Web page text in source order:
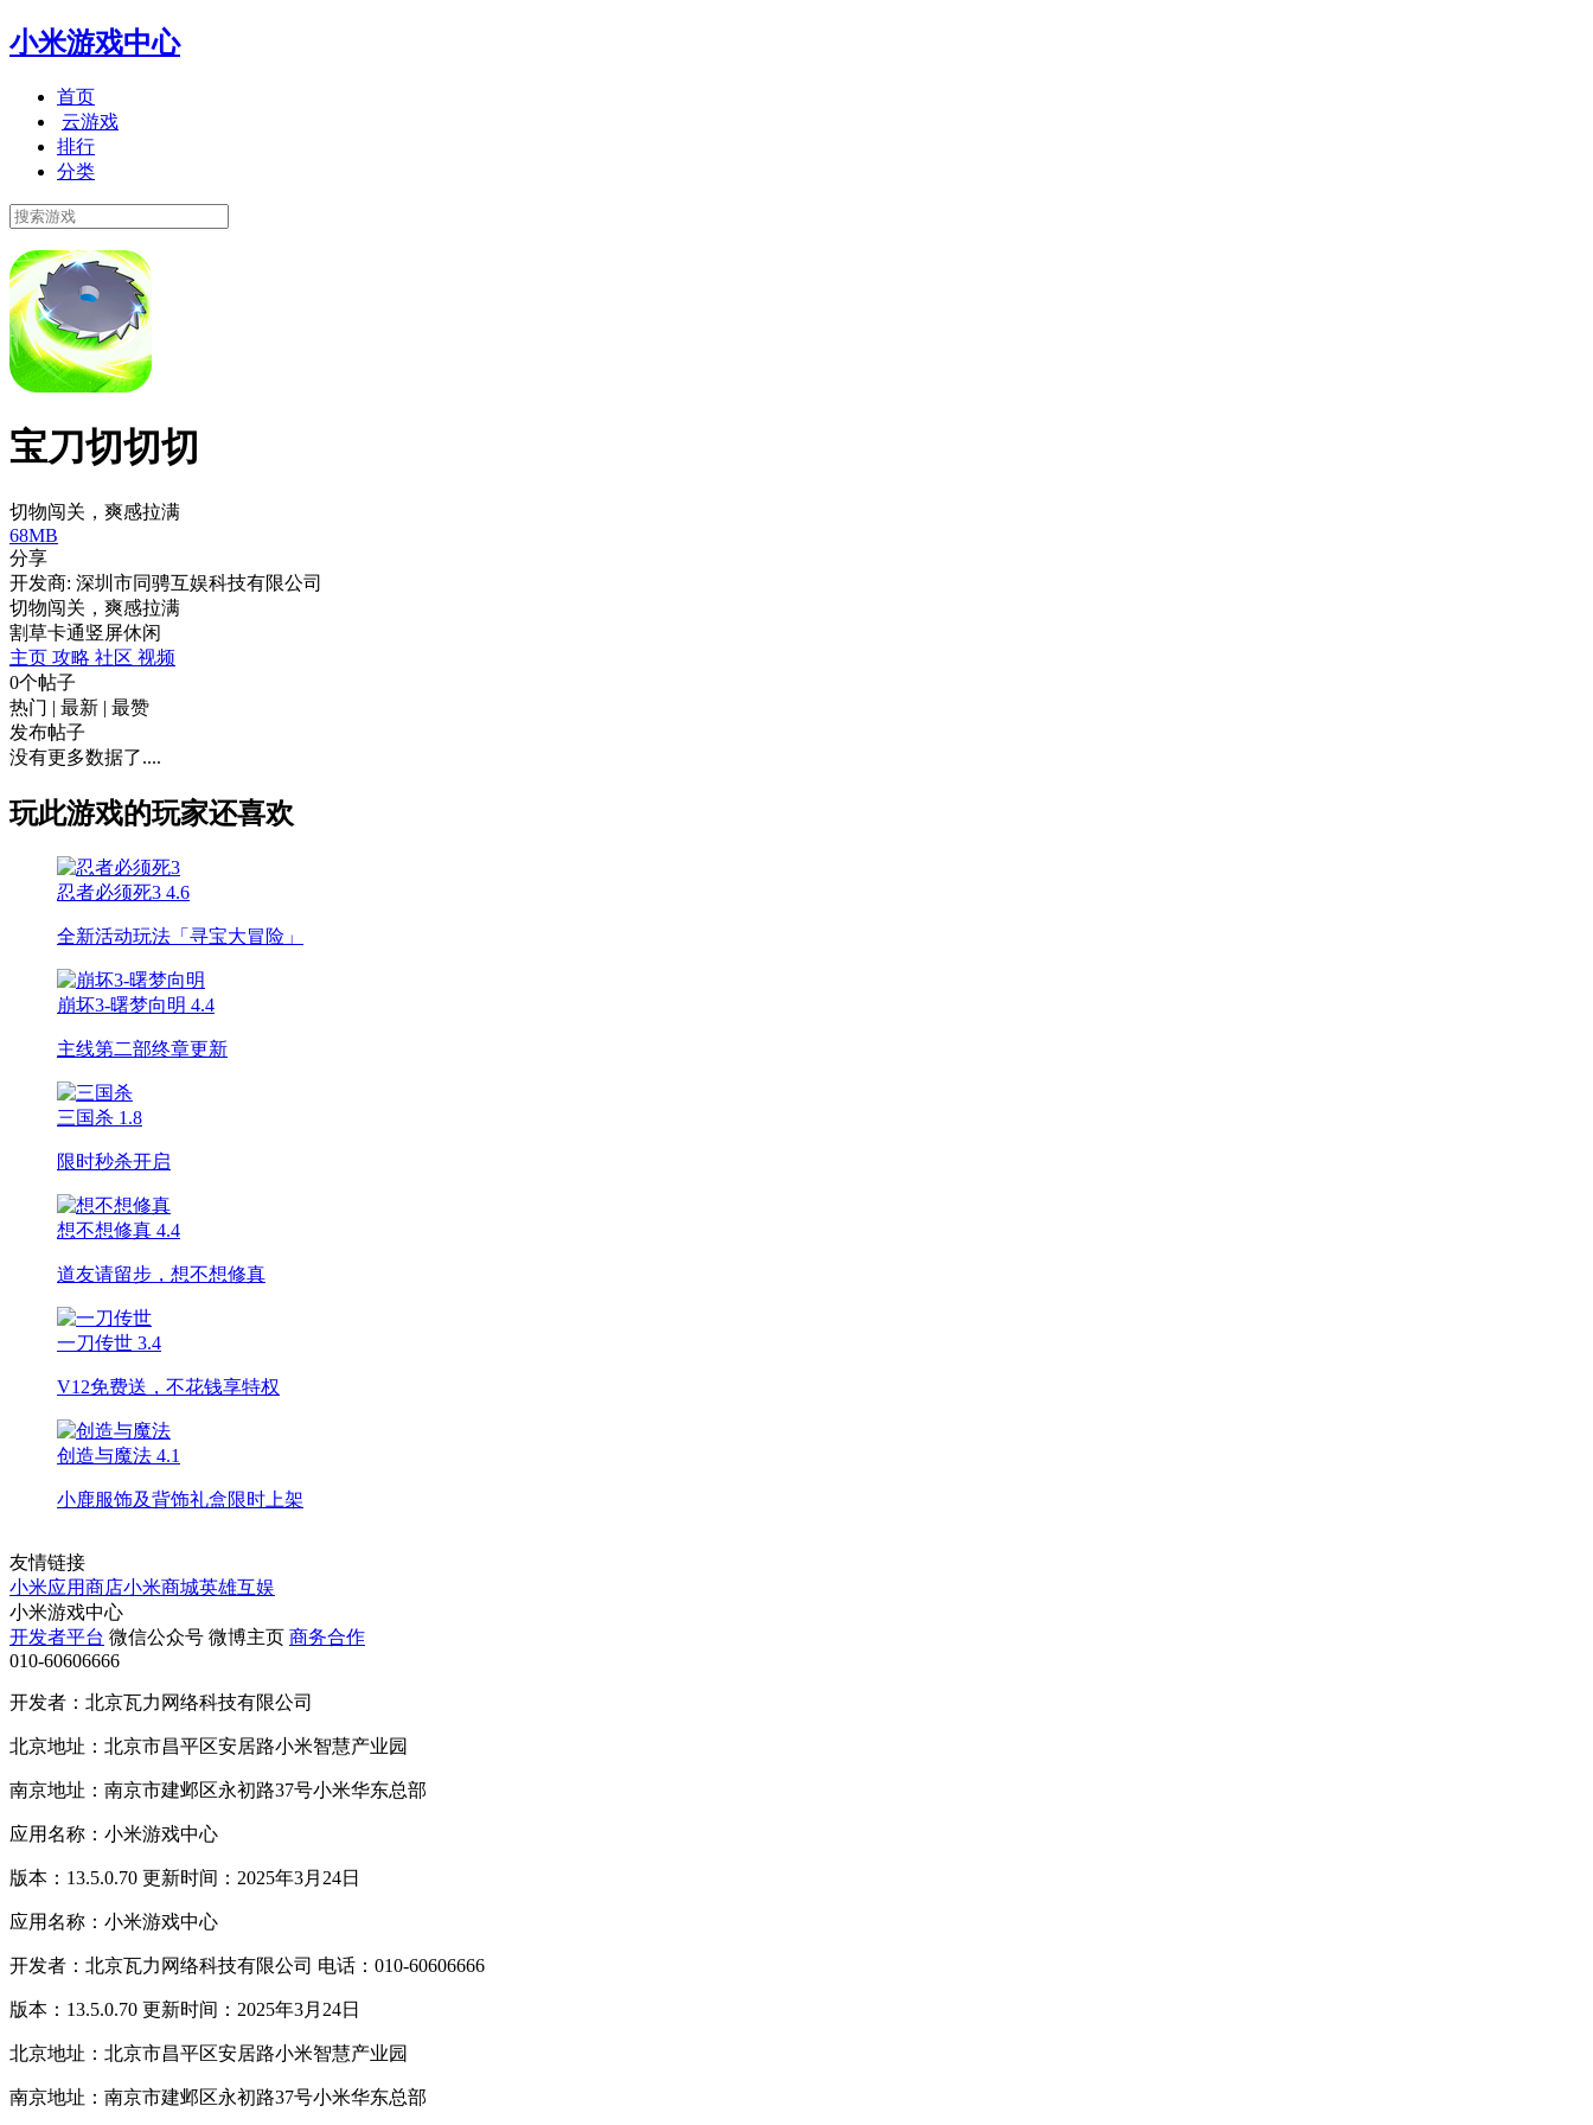
小米游戏中心
首页
云游戏
排行
分类
宝刀切切切
切物闯关，爽感拉满
68MB
分享
开发商: 深圳市同骋互娱科技有限公司
切物闯关，爽感拉满
割草卡通竖屏休闲
主页 攻略 社区 视频
0个帖子
热门 | 最新 | 最赞
发布帖子
没有更多数据了....
玩此游戏的玩家还喜欢
忍者必须死3 4.6
全新活动玩法「寻宝大冒险」
崩坏3-曙梦向明 4.4
主线第二部终章更新
三国杀 1.8
限时秒杀开启
想不想修真 4.4
道友请留步，想不想修真
一刀传世 3.4
V12免费送，不花钱享特权
创造与魔法 4.1
小鹿服饰及背饰礼盒限时上架
友情链接
小米应用商店小米商城英雄互娱
小米游戏中心
开发者平台 微信公众号 微博主页 商务合作
010-60606666
开发者：北京瓦力网络科技有限公司
北京地址：北京市昌平区安居路小米智慧产业园
南京地址：南京市建邺区永初路37号小米华东总部
应用名称：小米游戏中心
版本：13.5.0.70 更新时间：2025年3月24日
应用名称：小米游戏中心
开发者：北京瓦力网络科技有限公司 电话：010-60606666
版本：13.5.0.70 更新时间：2025年3月24日
北京地址：北京市昌平区安居路小米智慧产业园
南京地址：南京市建邺区永初路37号小米华东总部